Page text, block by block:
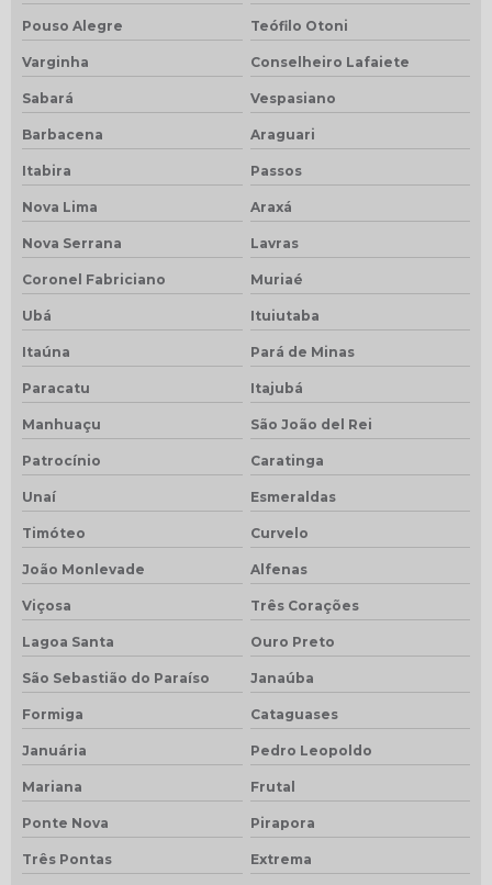
Pouso Alegre Teófilo Otoni
Varginha Conselheiro Lafaiete
Sabará Vespasiano
Barbacena Araguari
Itabira Passos
Nova Lima Araxá
Nova Serrana Lavras
Coronel Fabriciano Muriaé
Ubá Ituiutaba
Itaúna Pará de Minas
Paracatu Itajubá
Manhuaçu São João del Rei
Patrocínio Caratinga
Unaí Esmeraldas
Timóteo Curvelo
João Monlevade Alfenas
Viçosa Três Corações
Lagoa Santa Ouro Preto
São Sebastião do Paraíso Janaúba
Formiga Cataguases
Januária Pedro Leopoldo
Mariana Frutal
Ponte Nova Pirapora
Três Pontas Extrema